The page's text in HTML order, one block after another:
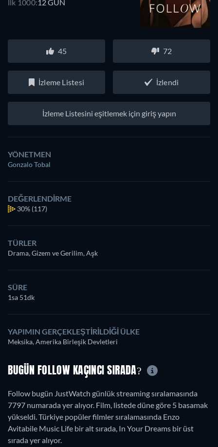
İlk 1000:12 GÜN
45 72
İzleme Listesi İzlendi
İzleme Listesini eşitlemek için giriş yapın
YÖNETMEN
Gonzalo Tobal
DEĞERLENDIRME
30% (117)
TÜRLER
Drama, Gizem ve Gerilim, Aşk
SÜRE
1sa 51dk
YAPIMIN GERÇEKLEŞTIRILDIĞI ÜLKE
Meksika, Amerika Birleşik Devletleri
BUGÜN FOLLOW KAÇINCI SIRADA?
Follow bugün JustWatch günlük streaming sıralamasında
7797 numarada yer alıyor. Film, listede düne göre 5 basamak
yükseldi. Türkiye popüler filmler sıralamasında Enzo
Avitabile Music Life bir alt sırada, In Your Dreams bir üst
sırada yer alıyor.